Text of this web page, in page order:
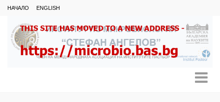
НАЧАЛО ENGLISH